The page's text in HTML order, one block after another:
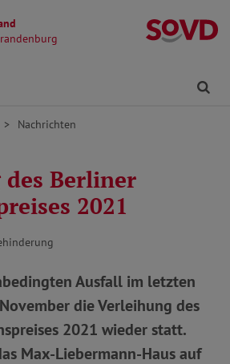
springen
Nachrichten
Berliner
2021
Ausfall im letzten
die Verleihung des
2021 wieder statt.
Max-Liebermann-Haus auf